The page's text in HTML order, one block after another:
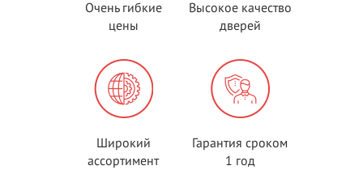
Очень гибкие
цены
Высокое качество
дверей
Широкий
ассортимент
Гарантия сроком
1 год